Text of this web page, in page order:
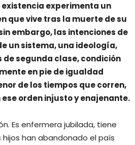
experimenta un
que vive tras la muerte de su
embargo, las intenciones de
un sistema, una ideología,
segunda clase, condición
en pie de igualdad
de los tiempos que corren,
orden injusto y enajenante.
Es enfermera jubilada, tiene
han abandonado el país